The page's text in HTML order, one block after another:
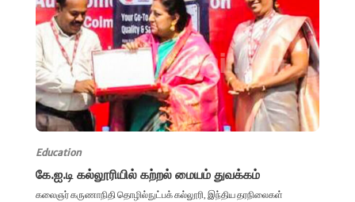
Education
கே.ஐ.டி கல்லூரியில் கற்றல் மையம் துவக்கம்
கலைஞர் கருணாநிதி தொழில்நுட்பக் கல்லூரி, இந்திய தரநிலைகள்